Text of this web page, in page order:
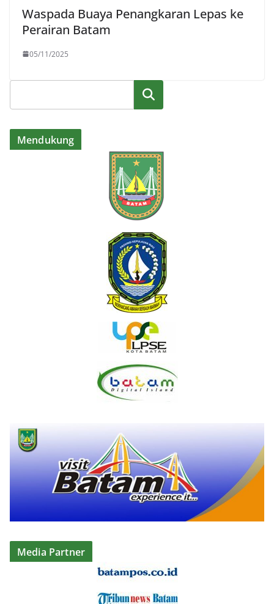
Waspada Buaya Penangkaran Lepas ke
Perairan Batam
05/11/2025
Cari
Mendukung
Media Partner